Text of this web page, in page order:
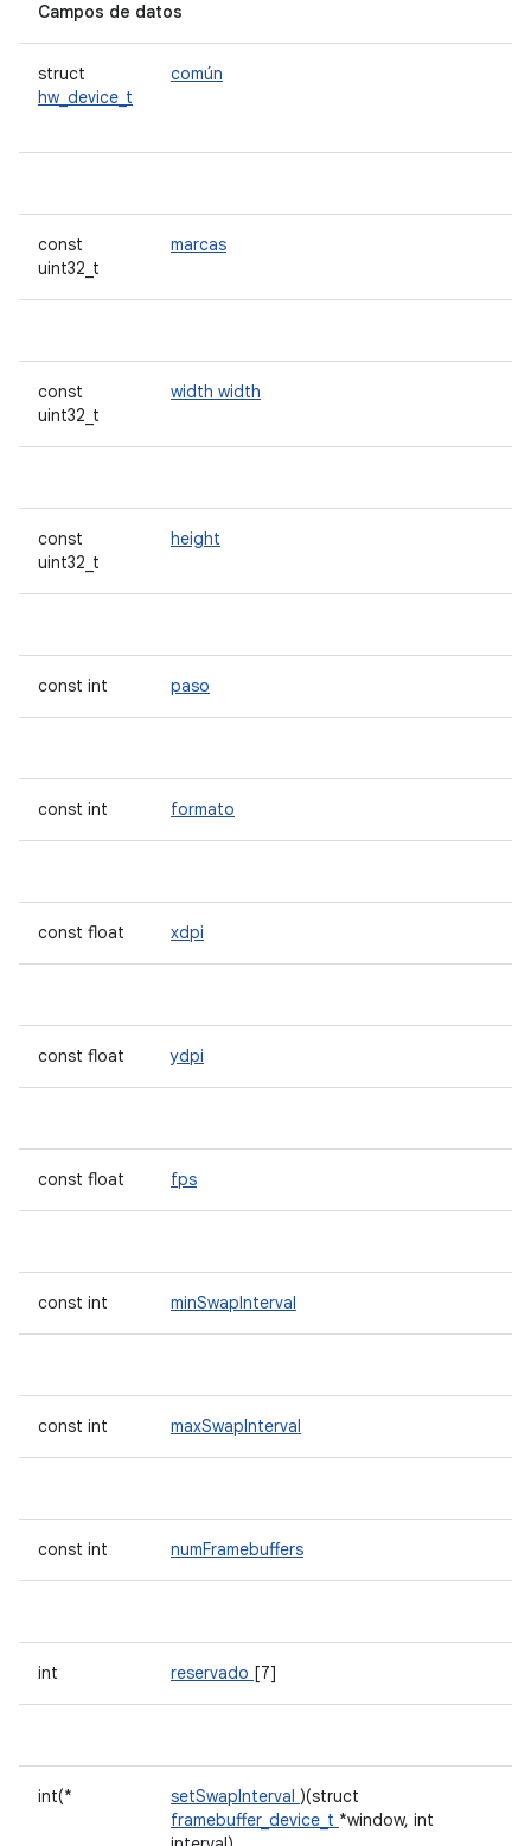
Campos de datos
struct
hw_device_t
común
const
uint32_t
marcas
const
uint32_t
width width
const
uint32_t
height
const int paso
const int formato
const float xdpi
const float ydpi
const float fps
const int minSwapInterval
const int maxSwapInterval
const int numFramebuffers
int reservado [7]
int(* setSwapInterval )(struct
framebuffer_device_t *window, int